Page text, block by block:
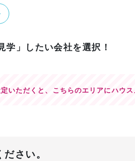
学」したい会社を選択！
いただくと、 こちらのエリアにハウ
さい。